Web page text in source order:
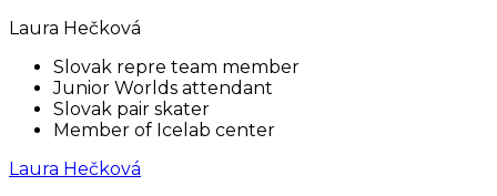
Laura Hečková
Slovak repre team member
Junior Worlds attendant
Slovak pair skater
Member of Icelab center
Laura Hečková